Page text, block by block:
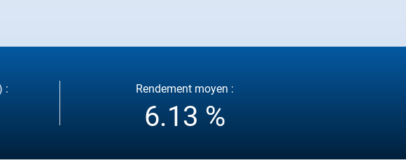
: Rendement moyen :
6.13 %